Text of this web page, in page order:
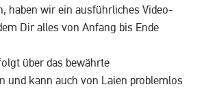
haben wir ein ausführliches Video-
Dir alles von Anfang bis Ende
über das bewährte
und kann auch von Laien problemlos